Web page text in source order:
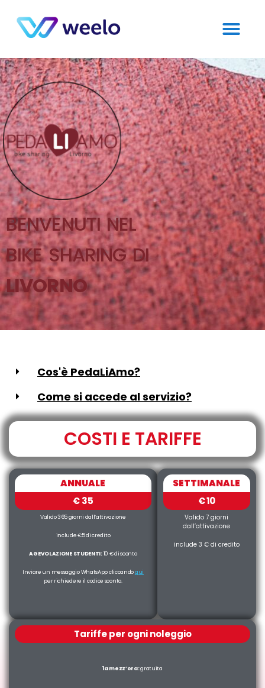
BENVENUTI NEL
BIKE SHARING DI
LIVORNO
Cos'è PedaLiAmo?
Come si accede al servizio?
COSTI E TARIFFE
ANNUALE
€ 35
Valido 365 giorni dall’attivazione
include €5 di credito
AGEVOLAZIONE STUDENTI:10 € di sconto
Inviare un messaggio WhatsApp cliccandoqui
per richiedere il codice sconto.
SETTIMANALE
€ 10
Valido 7 giorni
dall’attivazione
include 3 € di credito
Tariffe per ogni noleggio
1a mezz’ora:gratuita